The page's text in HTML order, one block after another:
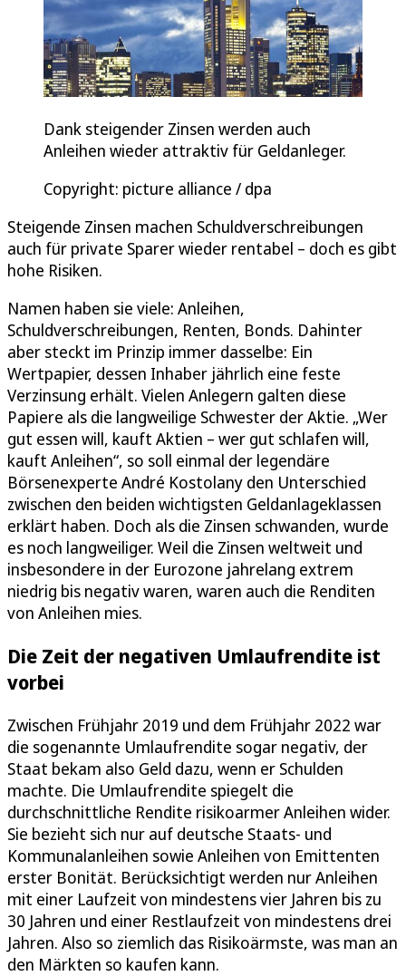
Dank steigender Zinsen werden auch
Anleihen wieder attraktiv für Geldanleger.
Copyright: picture alliance / dpa
Steigende Zinsen machen Schuldverschreibungen
auch für private Sparer wieder rentabel – doch es gibt
hohe Risiken.
Namen haben sie viele: Anleihen,
Schuldverschreibungen, Renten, Bonds. Dahinter
aber steckt im Prinzip immer dasselbe: Ein
Wertpapier, dessen Inhaber jährlich eine feste
Verzinsung erhält. Vielen Anlegern galten diese
Papiere als die langweilige Schwester der Aktie. „Wer
gut essen will, kauft Aktien – wer gut schlafen will,
kauft Anleihen“, so soll einmal der legendäre
Börsenexperte André Kostolany den Unterschied
zwischen den beiden wichtigsten Geldanlageklassen
erklärt haben. Doch als die Zinsen schwanden, wurde
es noch langweiliger. Weil die Zinsen weltweit und
insbesondere in der Eurozone jahrelang extrem
niedrig bis negativ waren, waren auch die Renditen
von Anleihen mies.
Die Zeit der negativen Umlaufrendite ist
vorbei
Zwischen Frühjahr 2019 und dem Frühjahr 2022 war
die sogenannte Umlaufrendite sogar negativ, der
Staat bekam also Geld dazu, wenn er Schulden
machte. Die Umlaufrendite spiegelt die
durchschnittliche Rendite risikoarmer Anleihen wider.
Sie bezieht sich nur auf deutsche Staats- und
Kommunalanleihen sowie Anleihen von Emittenten
erster Bonität. Berücksichtigt werden nur Anleihen
mit einer Laufzeit von mindestens vier Jahren bis zu
30 Jahren und einer Restlaufzeit von mindestens drei
Jahren. Also so ziemlich das Risikoärmste, was man an
den Märkten so kaufen kann.